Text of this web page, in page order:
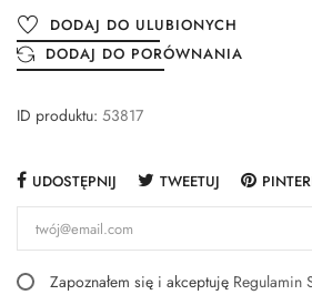
DODAJ DO ULUBIONYCH
DODAJ DO PORÓWNANIA
ID produktu: 53817
UDOSTĘPNIJ TWEETUJ
Zapoznałem się i akceptuję Regulamin